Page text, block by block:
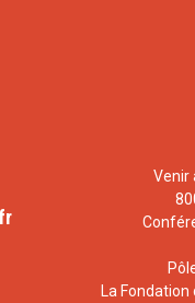
Venir
La